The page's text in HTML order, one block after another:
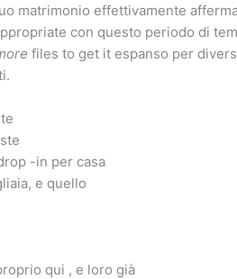
matrimonio effettivamente
con questo periodo di
files to get it espanso per
-in per casa
e quello
qui , e loro già